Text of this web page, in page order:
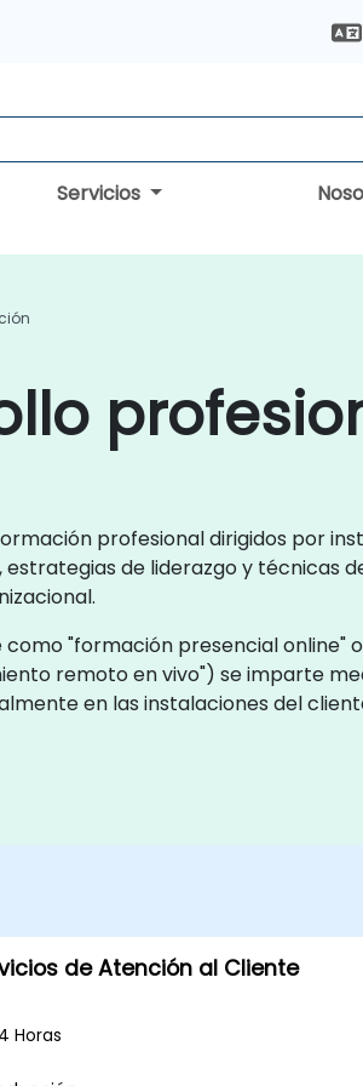
Servicios
profesional dirigidos por
de liderazgo y técnicas
"formación presencial online"
remoto en vivo") se imparte
en las instalaciones del
de Atención al Cliente
Horas